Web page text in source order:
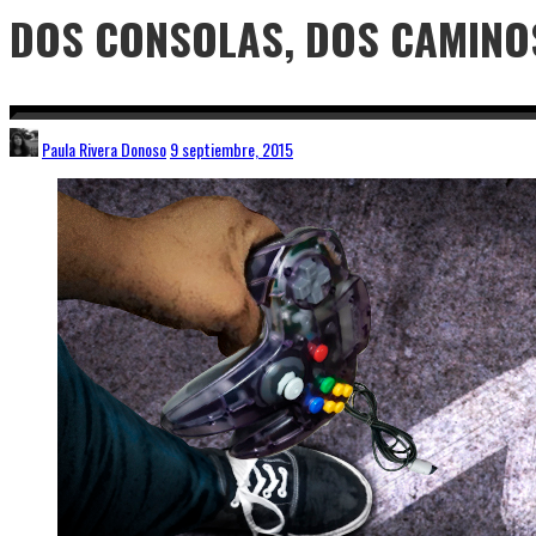
DOS CONSOLAS, DOS
Paula Rivera Donoso9 septiembre, 2015